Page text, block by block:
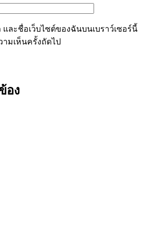
ละชื่อเว็บไซต์ของฉันบนเบราว์เซอร์นี้
มเห็นครั้งถัดไป
อง